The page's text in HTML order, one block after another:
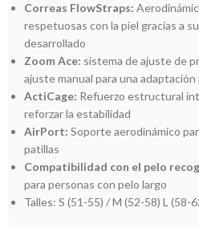
Correas FlowStraps:
respetuosas con la piel gracias a
desarrollado
Zoom Ace: sistema de ajuste de
ajuste manual para una adaptación
ActiCage: Refuerzo estructural
reforzar la estabilidad
AirPort: Soporte aerodinámico
patillas
Compatibilidad con el pelo
para personas con pelo largo
Talles: S (51-55) / M (52-58) L (58-